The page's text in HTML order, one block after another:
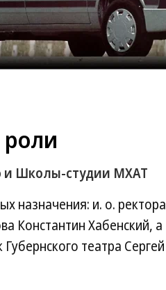
и Школы-студии МХАТ
назначения: и. о. ректора
Константин Хабенский, а
театра Сергей